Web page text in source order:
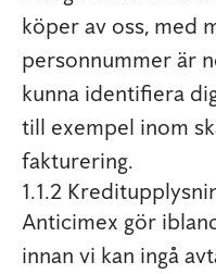
köper av oss, med
personnummer är
kunna identifiera
till exempel inom
fakturering.
1.1.2
Anticimex gör
innan vi kan ingå